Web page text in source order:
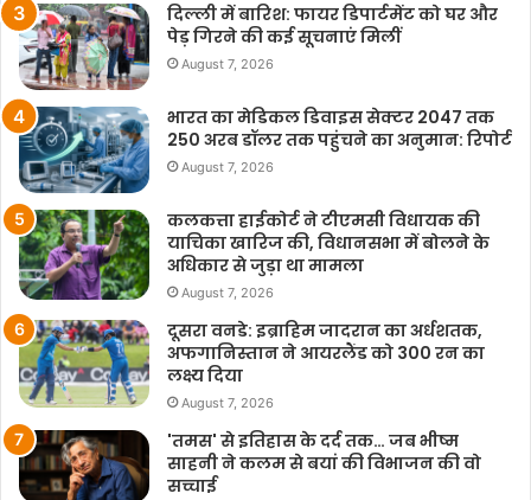
दिल्ली में बारिश: फायर डिपार्टमेंट को घर और
पेड़ गिरने की कई सूचनाएं मिलीं
August 7, 2026
भारत का मेडिकल डिवाइस सेक्टर 2047 तक
250 अरब डॉलर तक पहुंचने का अनुमान: रिपोर्ट
August 7, 2026
कलकत्ता हाईकोर्ट ने टीएमसी विधायक की
याचिका खारिज की, विधानसभा में बोलने के
अधिकार से जुड़ा था मामला
August 7, 2026
दूसरा वनडे: इब्राहिम जादरान का अर्धशतक,
अफगानिस्तान ने आयरलैंड को 300 रन का
लक्ष्य दिया
August 7, 2026
'तमस' से इतिहास के दर्द तक… जब भीष्म
साहनी ने कलम से बयां की विभाजन की वो
सच्चाई